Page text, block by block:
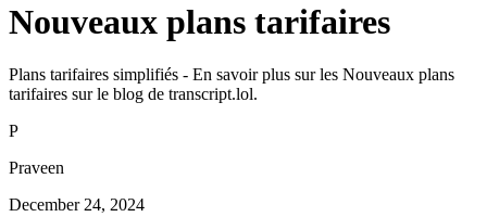
Nouveaux plans tarifaires
Plans tarifaires simplifiés - En savoir plus sur les Nouveaux plans
tarifaires sur le blog de transcript.lol.
P
Praveen
December 24, 2024